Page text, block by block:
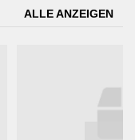
ALLE ANZEIGEN